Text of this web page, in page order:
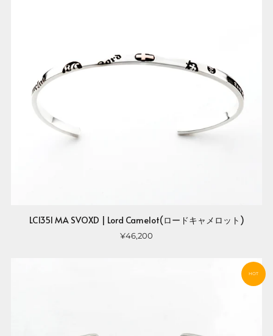
LC1351 MA SVOXD | Lord Camelot(ロードキャメロット)
¥46,200
HOT